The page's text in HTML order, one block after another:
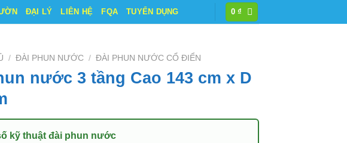
ĐẠI LÝ LIÊN HỆ FQA TUYỂN DỤNG 0₫
/ ĐÀI PHUN NƯỚC / ĐÀI PHUN NƯỚC CỔ ĐIỂN
nước 3 tầng Cao 143 cm x D
kỹ thuật đài phun nước